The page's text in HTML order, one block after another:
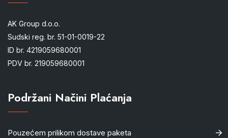
AK Group d.o.o.
Sudski reg. br. 51-01-0019-22
ID br. 4219059680001
PDV br. 219059680001
Podržani Načini Plaćanja
Pouzećem prilikom dostave paketa